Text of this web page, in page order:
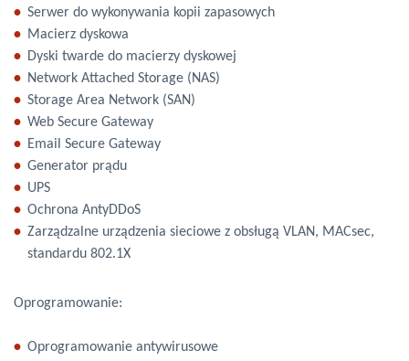
Serwer do wykonywania kopii zapasowych
Macierz dyskowa
Dyski twarde do macierzy dyskowej
Network Attached Storage (NAS)
Storage Area Network (SAN)
Web Secure Gateway
Email Secure Gateway
Generator prądu
UPS
Ochrona AntyDDoS
Zarządzalne urządzenia sieciowe z obsługą VLAN, MACsec,
standardu 802.1X
Oprogramowanie:
Oprogramowanie antywirusowe